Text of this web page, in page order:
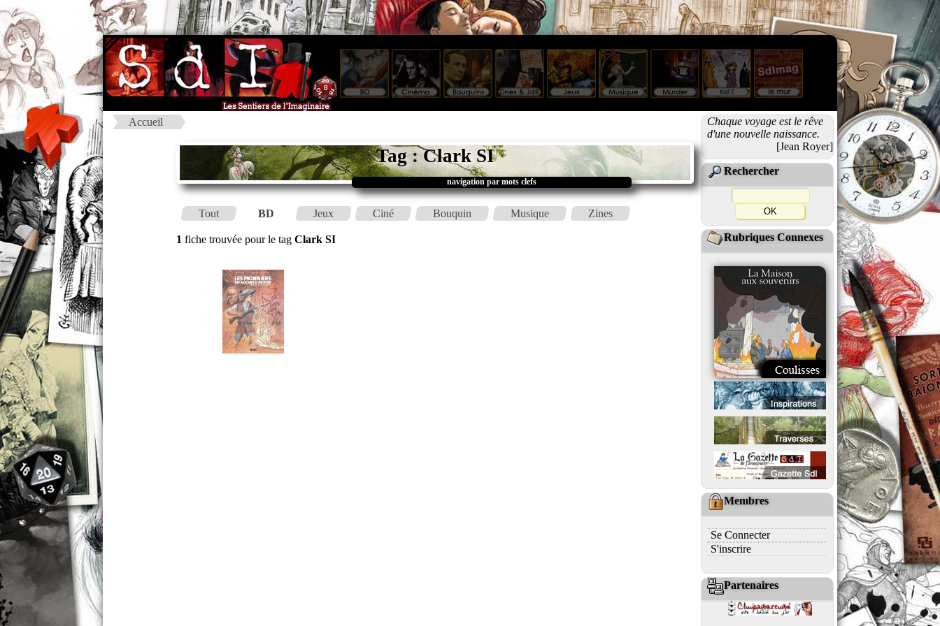
Accueil
Tag : Clark SI
navigation par mots clefs
Tout BD Jeux Ciné Bouquin Musique Zines
1 fiche trouvée pour le tag Clark SI
Chaque voyage est le rêve
d'une nouvelle naissance.
[Jean Royer]
Rechercher
Rubriques Connexes
Membres
Se Connecter
S'inscrire
Partenaires